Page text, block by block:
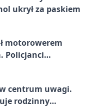
ukrył za paskiem
motorowerem
Policjanci
centrum uwagi.
rodzinny